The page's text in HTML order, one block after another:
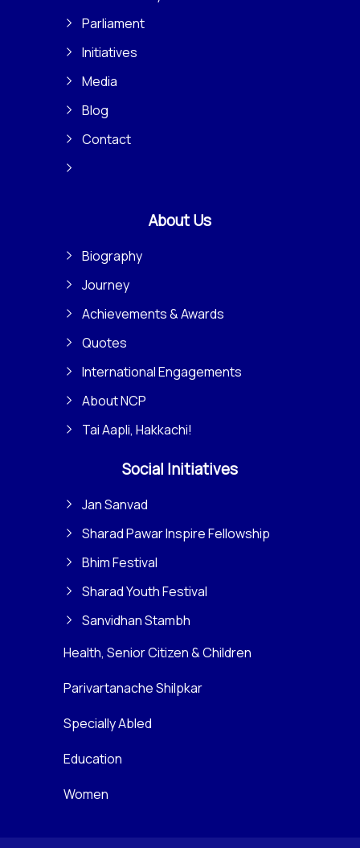
Parliament
Initiatives
Media
Blog
Contact
About Us
Biography
Journey
Achievements & Awards
Quotes
International Engagements
About NCP
Tai Aapli, Hakkachi!
Social Initiatives
Jan Sanvad
Sharad Pawar Inspire Fellowship
Bhim Festival
Sharad Youth Festival
Sanvidhan Stambh
Health, Senior Citizen & Children
Parivartanache Shilpkar
Specially Abled
Education
Women